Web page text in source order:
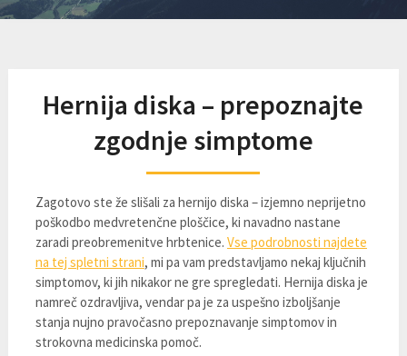
Hernija diska – prepoznajte
zgodnje simptome
Zagotovo ste že slišali za hernijo diska – izjemno neprijetno
poškodbo medvretenčne ploščice, ki navadno nastane
zaradi preobremenitve hrbtenice. Vse podrobnosti najdete
na tej spletni strani, mi pa vam predstavljamo nekaj ključnih
simptomov, ki jih nikakor ne gre spregledati. Hernija diska je
namreč ozdravljiva, vendar pa je za uspešno izboljšanje
stanja nujno pravočasno prepoznavanje simptomov in
strokovna medicinska pomoč.